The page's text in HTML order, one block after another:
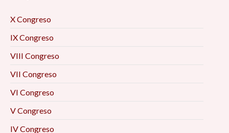
X Congreso
IX Congreso
VIII Congreso
VII Congreso
VI Congreso
V Congreso
IV Congreso